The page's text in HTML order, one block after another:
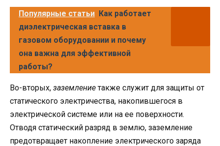
Популярные статьи Как работает
диэлектрическая вставка в
газовом оборудовании и почему
она важна для эффективной
работы?
Во-вторых, заземление также служит для защиты от
статического электричества, накопившегося в
электрической системе или на ее поверхности.
Отводя статический разряд в землю, заземление
предотвращает накопление электрического заряда